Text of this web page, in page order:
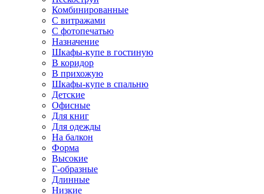
Комбинированные
С витражами
С фотопечатью
Назначение
Шкафы-купе в гостиную
В коридор
В прихожую
Шкафы-купе в спальню
Детские
Офисные
Для книг
Для одежды
На балкон
Форма
Высокие
Г-образные
Длинные
Низкие